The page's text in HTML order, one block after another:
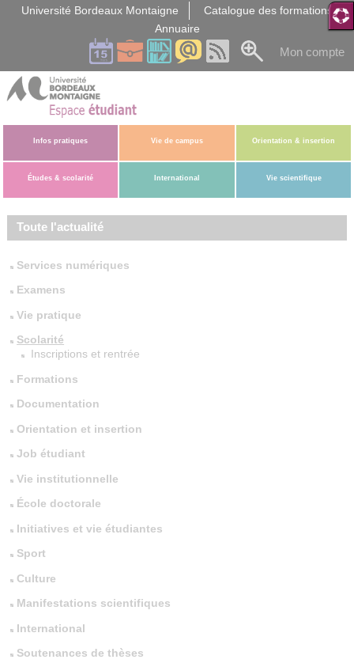
Université Bordeaux Montaigne
Catalogue des formations
Annuaire
Mon compte
Infos pratiques Vie de campus Orientation & insertion
Études & scolarité International Vie scientifique
Toute l'actualité
Services numériques
Examens
Vie pratique
Scolarité
Inscriptions et rentrée
Formations
Documentation
Orientation et insertion
Job étudiant
Vie institutionnelle
École doctorale
Initiatives et vie étudiantes
Sport
Culture
Manifestations scientifiques
International
Soutenances de thèses
Gestion des cookies